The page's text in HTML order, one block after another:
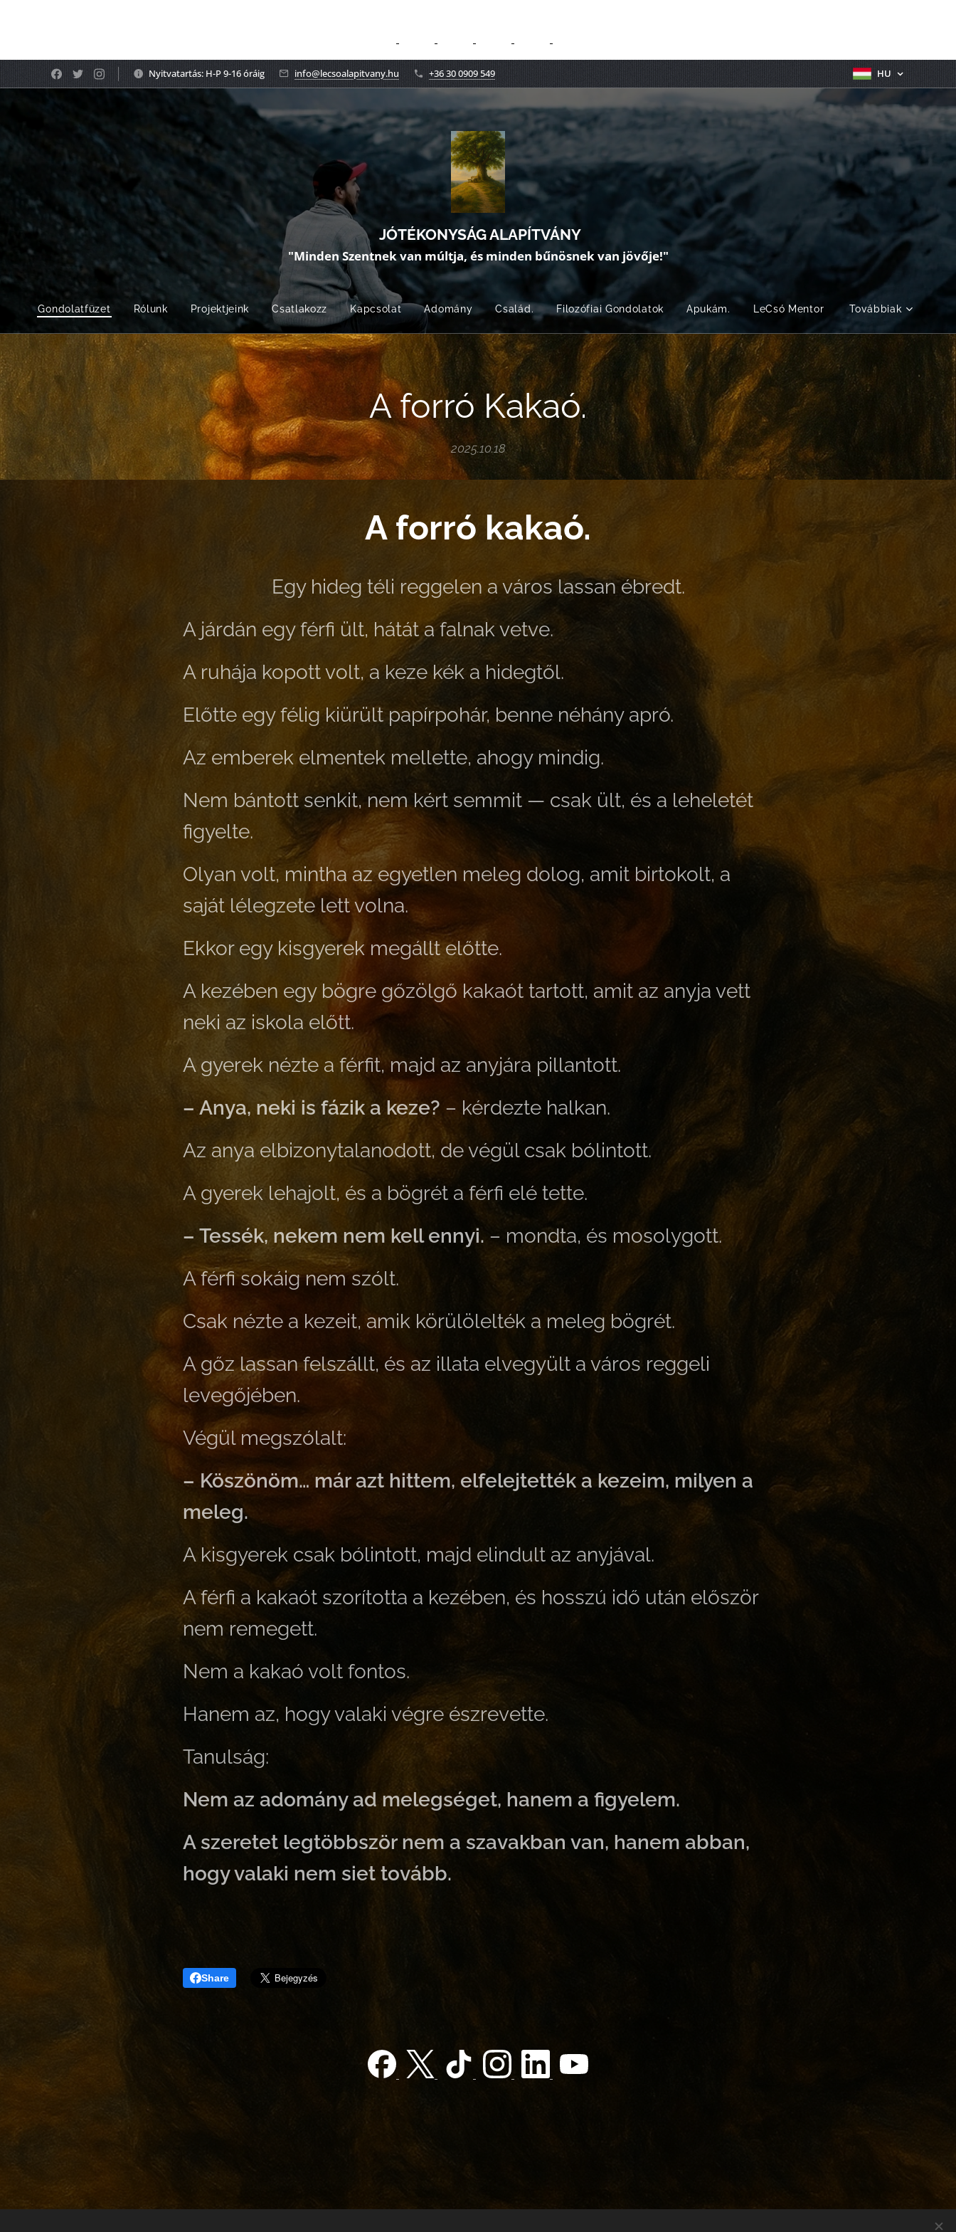
Nyitvatartás: H-P 9-16 óráig info@lecsoalapitvany.hu +36 30 0909 549 HU
JÓTÉKONYSÁG ALAPÍTVÁNY
"Minden Szentnek van múltja, és minden bűnösnek van jövője!"
Gondolatfüzet Rólunk Projektjeink Csatlakozz Kapcsolat Adomány Család. Filozófiai Gondolatok Apukám. LeCsó Mentor Továbbiak
A forró Kakaó.
2025.10.18
A forró kakaó.
Egy hideg téli reggelen a város lassan ébredt.
A járdán egy férfi ült, hátát a falnak vetve.
A ruhája kopott volt, a keze kék a hidegtől.
Előtte egy félig kiürült papírpohár, benne néhány apró.
Az emberek elmentek mellette, ahogy mindig.
Nem bántott senkit, nem kért semmit — csak ült, és a leheletét
figyelte.
Olyan volt, mintha az egyetlen meleg dolog, amit birtokolt, a
saját lélegzete lett volna.
Ekkor egy kisgyerek megállt előtte.
A kezében egy bögre gőzölgő kakaót tartott, amit az anyja vett
neki az iskola előtt.
A gyerek nézte a férfit, majd az anyjára pillantott.
– Anya, neki is fázik a keze? – kérdezte halkan.
Az anya elbizonytalanodott, de végül csak bólintott.
A gyerek lehajolt, és a bögrét a férfi elé tette.
– Tessék, nekem nem kell ennyi. – mondta, és mosolygott.
A férfi sokáig nem szólt.
Csak nézte a kezeit, amik körülölelték a meleg bögrét.
A gőz lassan felszállt, és az illata elvegyült a város reggeli
levegőjében.
Végül megszólalt:
– Köszönöm… már azt hittem, elfelejtették a kezeim, milyen a
meleg.
A kisgyerek csak bólintott, majd elindult az anyjával.
A férfi a kakaót szorította a kezében, és hosszú idő után először
nem remegett.
Nem a kakaó volt fontos.
Hanem az, hogy valaki végre észrevette.
Tanulság:
Nem az adomány ad melegséget, hanem a figyelem.
A szeretet legtöbbször nem a szavakban van, hanem abban,
hogy valaki nem siet tovább.
Share